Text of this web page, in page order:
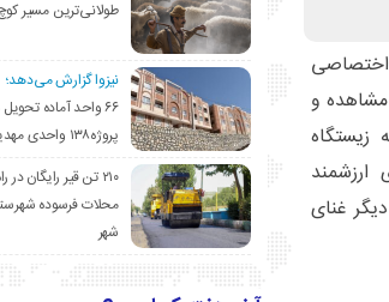
مشاهده و
غنای
طولانی‌ترین مسیر
نیزوا گزارش می‌دهد؛
۶۶ واحد آماده
پروژه۱۳۸ واحدی مهدیشهر
۲۱۰ تن قیر رایگان در
محلات فرسوده
شهر